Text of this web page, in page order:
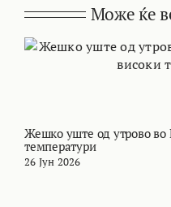
Може ќе
Жешко уште од утрово во
температури
26 Јун 2026